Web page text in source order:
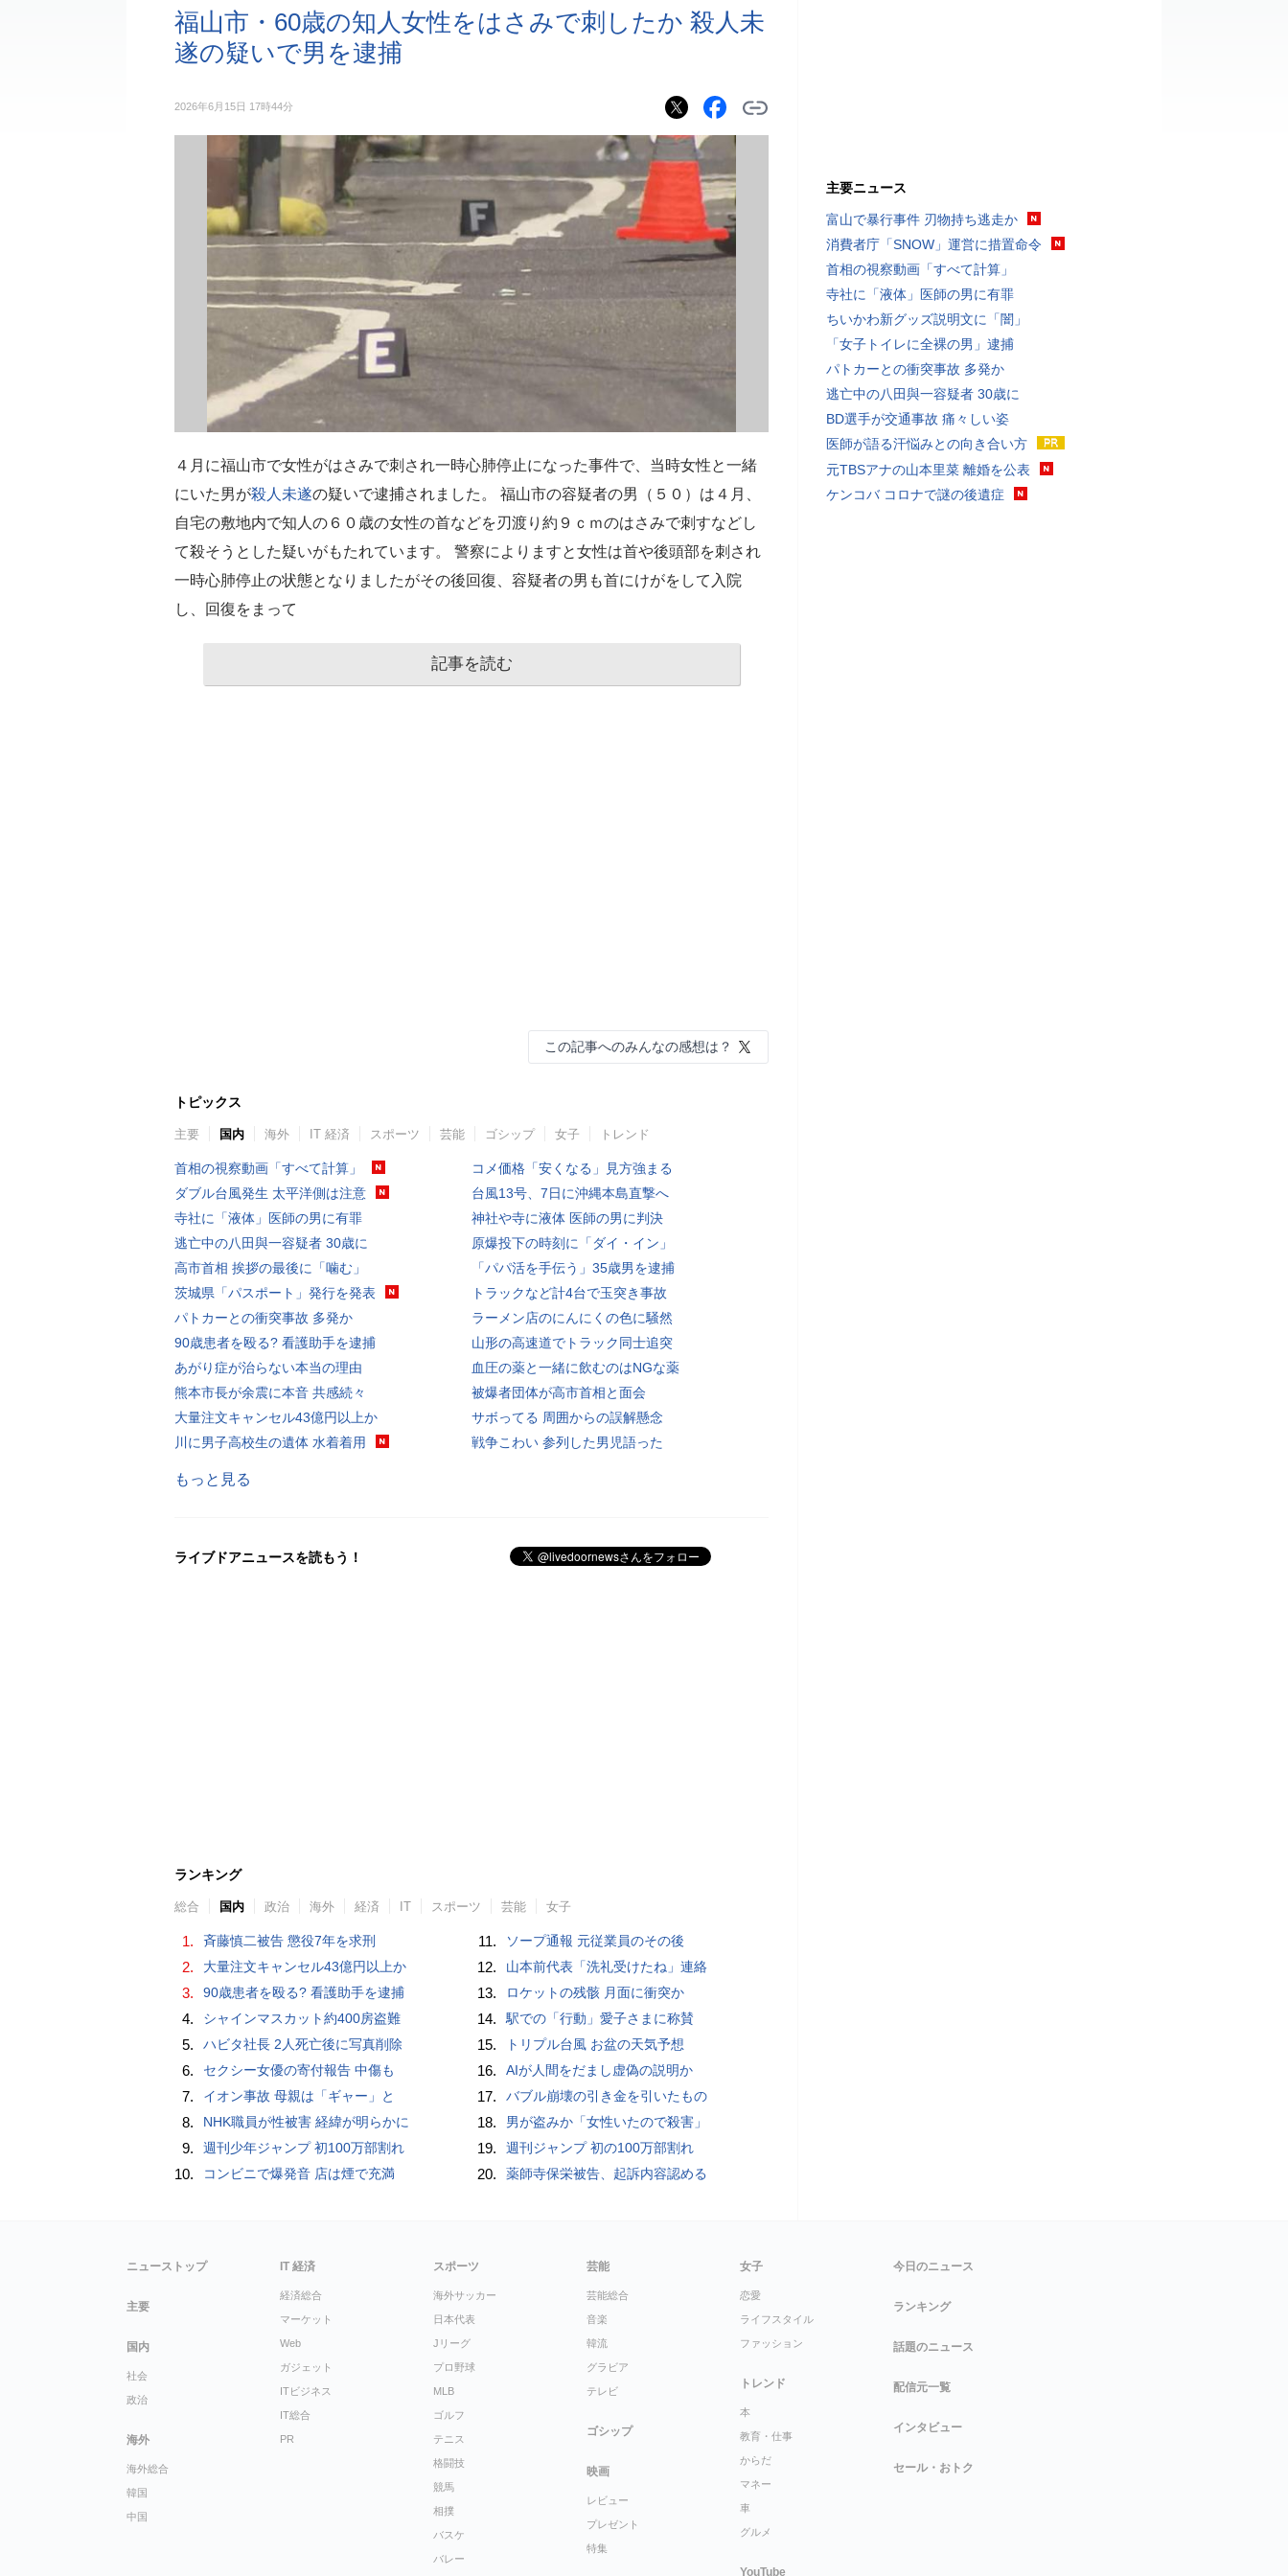
福山市・60歳の知人女性をはさみで刺したか 殺人未
遂の疑いで男を逮捕
2026年6月15日 17時44分
４月に福山市で女性がはさみで刺され一時心肺停止になった事件で、当時女性と一緒
にいた男が殺人未遂の疑いで逮捕されました。 福山市の容疑者の男（５０）は４月、
自宅の敷地内で知人の６０歳の女性の首などを刃渡り約９ｃｍのはさみで刺すなどし
て殺そうとした疑いがもたれています。 警察によりますと女性は首や後頭部を刺され
一時心肺停止の状態となりましたがその後回復、容疑者の男も首にけがをして入院
し、回復をまって
記事を読む
この記事へのみんなの感想は？
トピックス
主要 国内 海外 IT 経済 スポーツ 芸能 ゴシップ 女子 トレンド
首相の視察動画「すべて計算」
ダブル台風発生 太平洋側は注意
寺社に「液体」医師の男に有罪
逃亡中の八田與一容疑者 30歳に
高市首相 挨拶の最後に「噛む」
茨城県「パスポート」発行を発表
パトカーとの衝突事故 多発か
90歳患者を殴る? 看護助手を逮捕
あがり症が治らない本当の理由
熊本市長が余震に本音 共感続々
大量注文キャンセル43億円以上か
川に男子高校生の遺体 水着着用
コメ価格「安くなる」見方強まる
台風13号、7日に沖縄本島直撃へ
神社や寺に液体 医師の男に判決
原爆投下の時刻に「ダイ・イン」
「パパ活を手伝う」35歳男を逮捕
トラックなど計4台で玉突き事故
ラーメン店のにんにくの色に騒然
山形の高速道でトラック同士追突
血圧の薬と一緒に飲むのはNGな薬
被爆者団体が高市首相と面会
サボってる 周囲からの誤解懸念
戦争こわい 参列した男児語った
もっと見る
ライブドアニュースを読もう！
ランキング
総合 国内 政治 海外 経済 IT スポーツ 芸能 女子
1. 斉藤慎二被告 懲役7年を求刑
2. 大量注文キャンセル43億円以上か
3. 90歳患者を殴る? 看護助手を逮捕
4. シャインマスカット約400房盗難
5. ハビタ社長 2人死亡後に写真削除
6. セクシー女優の寄付報告 中傷も
7. イオン事故 母親は「ギャー」と
8. NHK職員が性被害 経緯が明らかに
9. 週刊少年ジャンプ 初100万部割れ
10. コンビニで爆発音 店は煙で充満
11. ソープ通報 元従業員のその後
12. 山本前代表「洗礼受けたね」連絡
13. ロケットの残骸 月面に衝突か
14. 駅での「行動」愛子さまに称賛
15. トリプル台風 お盆の天気予想
16. AIが人間をだまし虚偽の説明か
17. バブル崩壊の引き金を引いたもの
18. 男が盗みか「女性いたので殺害」
19. 週刊ジャンプ 初の100万部割れ
20. 薬師寺保栄被告、起訴内容認める
主要ニュース
富山で暴行事件 刃物持ち逃走か
消費者庁「SNOW」運営に措置命令
首相の視察動画「すべて計算」
寺社に「液体」医師の男に有罪
ちいかわ新グッズ説明文に「闇」
「女子トイレに全裸の男」逮捕
パトカーとの衝突事故 多発か
逃亡中の八田與一容疑者 30歳に
BD選手が交通事故 痛々しい姿
医師が語る汗悩みとの向き合い方
元TBSアナの山本里菜 離婚を公表
ケンコバ コロナで謎の後遺症
ニューストップ
主要
国内
社会
政治
海外
海外総合
韓国
中国
IT 経済
経済総合
マーケット
Web
ガジェット
ITビジネス
IT総合
PR
スポーツ
海外サッカー
日本代表
Jリーグ
プロ野球
MLB
ゴルフ
テニス
格闘技
競馬
相撲
バスケ
バレー
芸能
芸能総合
音楽
韓流
グラビア
テレビ
ゴシップ
映画
レビュー
プレゼント
特集
女子
恋愛
ライフスタイル
ファッション
トレンド
本
教育・仕事
からだ
マネー
車
グルメ
YouTube
今日のニュース
ランキング
話題のニュース
配信元一覧
インタビュー
セール・おトク